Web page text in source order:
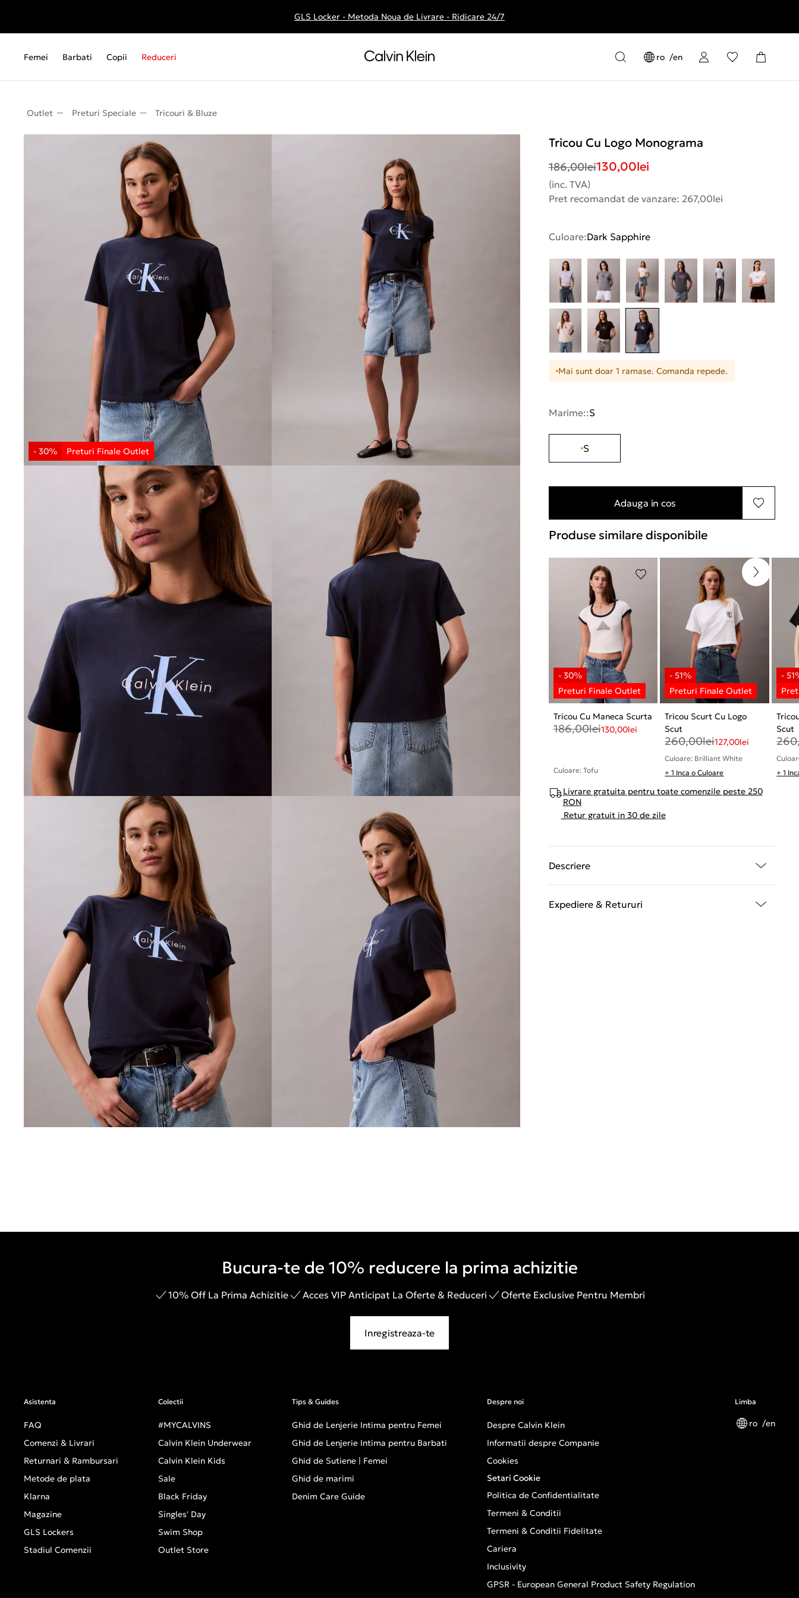
Livrare gratuita la comenzile de peste 250 RON
GLS Locker - Metoda Noua de Livrare - Ridicare 24/7
Femei Barbati Copii Reduceri ro en
Outlet Preturi Speciale Tricouri & Bluze
Tricou Cu Logo Monograma
186,00lei130,00lei
(inc. TVA)
Pret recomandat de vanzare: 267,00lei
Culoare:Dark Sapphire
Mai sunt doar 1 ramase. Comanda repede.
Marime::S
S
Adauga in cos
Produse similare disponibile
Tricou Cu Maneca Scurta
186,00lei130,00lei
Culoare: Tofu
Tricou Scurt Cu Logo
Scut
260,00lei127,00lei
Culoare: Brilliant White
+ 1 Inca o Culoare
Scut
+ 1
Livrare gratuita pentru toate comenzile peste 250
RON
Retur gratuit in 30 de zile
Descriere
Expediere & Retururi
Bucura-te de 10% reducere la prima achizitie
10% Off La Prima Achizitie Acces VIP Anticipat La Oferte & Reduceri Oferte Exclusive Pentru Membri
Inregistreaza-te
Asistenta
FAQ
Comenzi & Livrari
Returnari & Rambursari
Metode de plata
Klarna
Magazine
GLS Lockers
Stadiul Comenzii
Colectii
#MYCALVINS
Calvin Klein Underwear
Calvin Klein Kids
Sale
Black Friday
Singles' Day
Swim Shop
Outlet Store
Tips & Guides
Ghid de Lenjerie Intima pentru Femei
Ghid de Lenjerie Intima pentru Barbati
Ghid de Sutiene | Femei
Ghid de marimi
Denim Care Guide
Despre noi
Despre Calvin Klein
Informatii despre Companie
Cookies
Setari Cookie
Politica de Confidentialitate
Termeni & Conditii
Termeni & Conditii Fidelitate
Cariera
Inclusivity
GPSR - European General Product Safety Regulation
Limba
ro en